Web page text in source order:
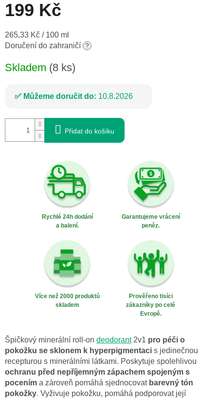
199 Kč
Měrná
cena:
265,33 Kč / 100 ml
Doručení do zahraničí ?
Skladem (8 ks)
Můžeme doručit do: 10.8.2026
Přidat do košíku
Rychlé 24h dodání
a balení.
Garantujeme vrácení
peněz.
Více než 2000 produktů
skladem
Prověřeno tisíci
zákazníky po celé
Evropě.
Špičkový minerální roll-on deodorant2v1 pro péči o
pokožku se sklonem k hyperpigmentaci s jedinečnou
recepturou s minerálními látkami. Poskytuje spolehlivou
ochranu před nepříjemným zápachem spojeným s
pocením a zároveň pomáhá sjednocovat barevný tón
pokožky. Vyživuje pokožku, pomáhá podporovat její